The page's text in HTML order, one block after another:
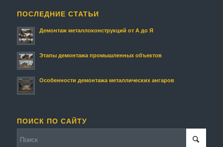
ПОСЛЕДНИЕ СТАТЬИ
Демонтаж металлоконструкций от А до Я
Этапы демонтажа промышленных объектов
Особенности демонтажа металлических ангаров
ПОИСК ПО САЙТУ